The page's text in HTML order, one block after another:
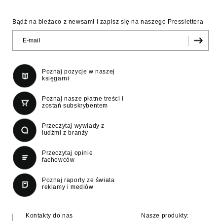
Bądź na bieżaco z newsami i zapisz się na naszego Presslettera
Poznaj pozycje w naszej
księgarni
Poznaj nasze płatne treści i
zostań subskrybentem
Przeczytaj wywiady z
ludźmi z branży
Przeczytaj opinie
fachowców
Poznaj raporty ze świata
reklamy i mediów
Kontakty do nas
Nasze produkty: